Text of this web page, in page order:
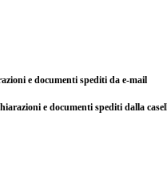
e documenti spediti da e-mail
e documenti spediti dalla